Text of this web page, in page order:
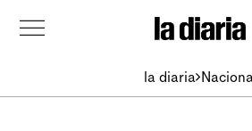
la diaria